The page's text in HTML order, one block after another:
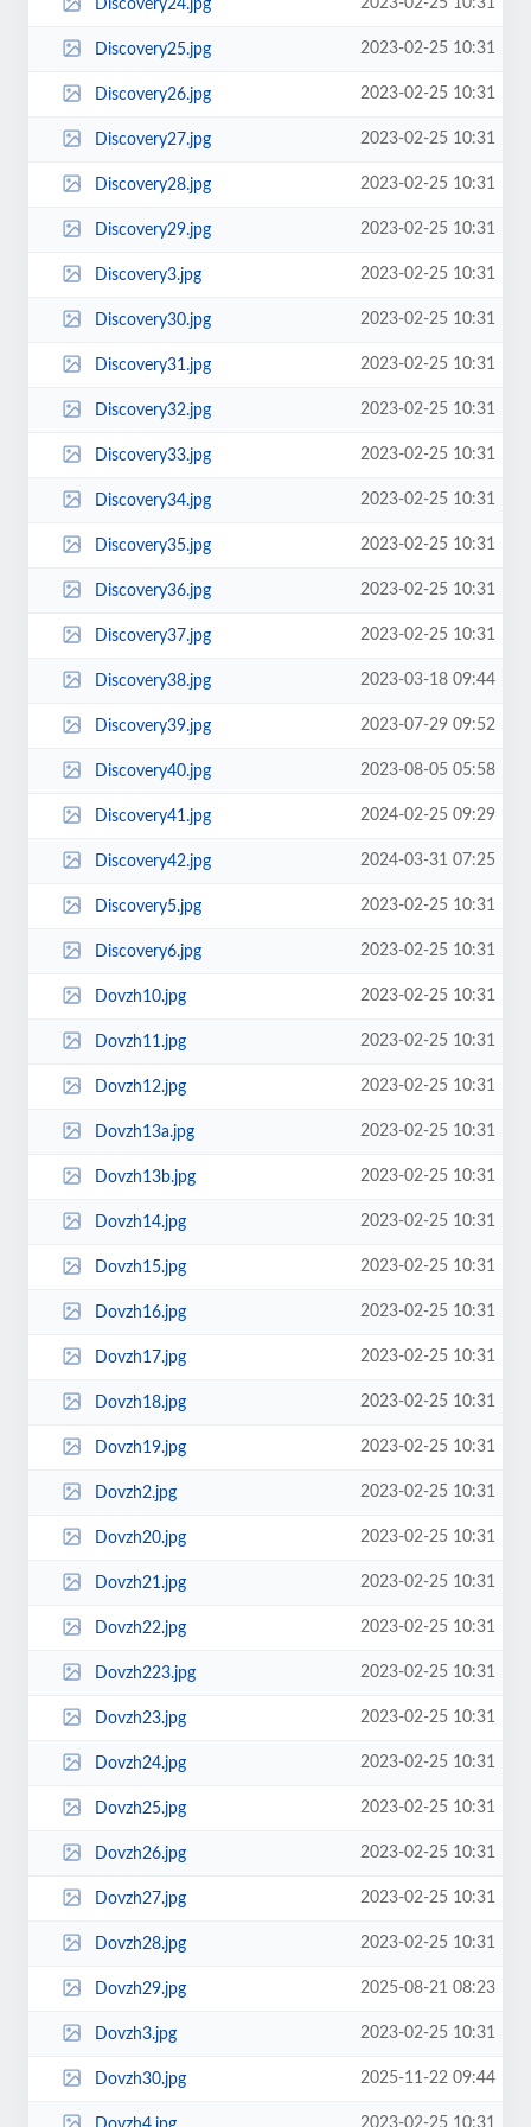
Discovery24.jpg 2023-02-25 10:31
Discovery25.jpg 2023-02-25 10:31
Discovery26.jpg 2023-02-25 10:31
Discovery27.jpg 2023-02-25 10:31
Discovery28.jpg 2023-02-25 10:31
Discovery29.jpg 2023-02-25 10:31
Discovery3.jpg 2023-02-25 10:31
Discovery30.jpg 2023-02-25 10:31
Discovery31.jpg 2023-02-25 10:31
Discovery32.jpg 2023-02-25 10:31
Discovery33.jpg 2023-02-25 10:31
Discovery34.jpg 2023-02-25 10:31
Discovery35.jpg 2023-02-25 10:31
Discovery36.jpg 2023-02-25 10:31
Discovery37.jpg 2023-02-25 10:31
Discovery38.jpg 2023-03-18 09:44
Discovery39.jpg 2023-07-29 09:52
Discovery40.jpg 2023-08-05 05:58
Discovery41.jpg 2024-02-25 09:29
Discovery42.jpg 2024-03-31 07:25
Discovery5.jpg 2023-02-25 10:31
Discovery6.jpg 2023-02-25 10:31
Dovzh10.jpg 2023-02-25 10:31
Dovzh11.jpg 2023-02-25 10:31
Dovzh12.jpg 2023-02-25 10:31
Dovzh13a.jpg 2023-02-25 10:31
Dovzh13b.jpg 2023-02-25 10:31
Dovzh14.jpg 2023-02-25 10:31
Dovzh15.jpg 2023-02-25 10:31
Dovzh16.jpg 2023-02-25 10:31
Dovzh17.jpg 2023-02-25 10:31
Dovzh18.jpg 2023-02-25 10:31
Dovzh19.jpg 2023-02-25 10:31
Dovzh2.jpg 2023-02-25 10:31
Dovzh20.jpg 2023-02-25 10:31
Dovzh21.jpg 2023-02-25 10:31
Dovzh22.jpg 2023-02-25 10:31
Dovzh223.jpg 2023-02-25 10:31
Dovzh23.jpg 2023-02-25 10:31
Dovzh24.jpg 2023-02-25 10:31
Dovzh25.jpg 2023-02-25 10:31
Dovzh26.jpg 2023-02-25 10:31
Dovzh27.jpg 2023-02-25 10:31
Dovzh28.jpg 2023-02-25 10:31
Dovzh29.jpg 2025-08-21 08:23
Dovzh3.jpg 2023-02-25 10:31
Dovzh30.jpg 2025-11-22 09:44
2023-02-25 10:31